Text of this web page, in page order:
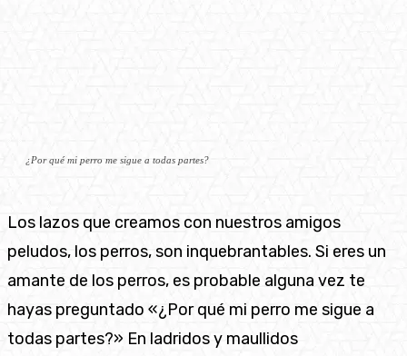
¿Por qué mi perro me sigue a todas partes?
Los lazos que creamos con nuestros amigos
peludos, los perros, son inquebrantables. Si eres un
amante de los perros, es probable alguna vez te
hayas preguntado «¿Por qué mi perro me sigue a
todas partes?» En ladridos y maullidos